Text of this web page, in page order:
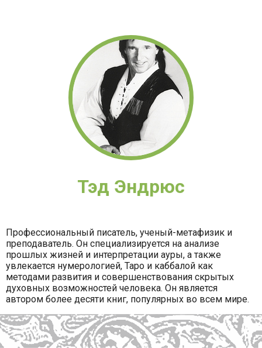
рубрики
Тэд Эндрюс
Профессиональный писатель, ученый-метафизик и
преподаватель. Он специализируется на анализе
прошлых жизней и интерпретации ауры, а также
увлекается нумерологией, Таро и каббалой как
методами развития и совершенствования скрытых
духовных возможностей человека. Он является
автором более десяти книг, популярных во всем мире.